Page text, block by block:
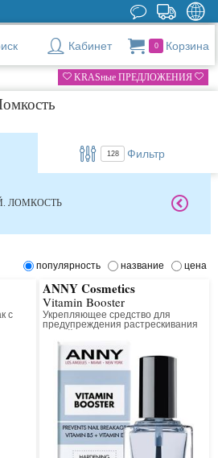
Кабинет 0 Корзина
KRASные ПРЕДЛОЖЕНИЯ
128 Фильтр
ЛОМКОСТЬ
популярность название цена
с
ANNY Cosmetics
Vitamin Booster
Укрепляющее средство для
предупреждения растрескивания